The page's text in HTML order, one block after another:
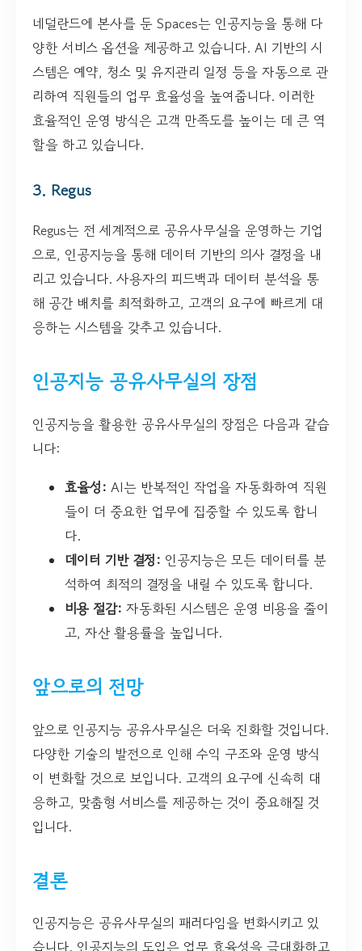
네덜란드에 본사를 둔 Spaces는 인공지능을 통해 다
양한 서비스 옵션을 제공하고 있습니다. AI 기반의 시
스템은 예약, 청소 및 유지관리 일정 등을 자동으로 관
리하여 직원들의 업무 효율성을 높여줍니다. 이러한
효율적인 운영 방식은 고객 만족도를 높이는 데 큰 역
할을 하고 있습니다.
3. Regus
Regus는 전 세계적으로 공유사무실을 운영하는 기업
으로, 인공지능을 통해 데이터 기반의 의사 결정을 내
리고 있습니다. 사용자의 피드백과 데이터 분석을 통
해 공간 배치를 최적화하고, 고객의 요구에 빠르게 대
응하는 시스템을 갖추고 있습니다.
인공지능 공유사무실의 장점
인공지능을 활용한 공유사무실의 장점은 다음과 같습
니다:
효율성: AI는 반복적인 작업을 자동화하여 직원
들이 더 중요한 업무에 집중할 수 있도록 합니
다.
데이터 기반 결정: 인공지능은 모든 데이터를 분
석하여 최적의 결정을 내릴 수 있도록 합니다.
비용 절감: 자동화된 시스템은 운영 비용을 줄이
고, 자산 활용률을 높입니다.
앞으로의 전망
앞으로 인공지능 공유사무실은 더욱 진화할 것입니다.
다양한 기술의 발전으로 인해 수익 구조와 운영 방식
이 변화할 것으로 보입니다. 고객의 요구에 신속히 대
응하고, 맞춤형 서비스를 제공하는 것이 중요해질 것
입니다.
결론
인공지능은 공유사무실의 패러다임을 변화시키고 있